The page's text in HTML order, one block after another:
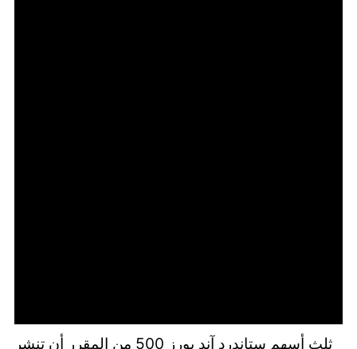
ثلث أسهم ستاندرد آند بورز 500 من المقرر أن تنشر